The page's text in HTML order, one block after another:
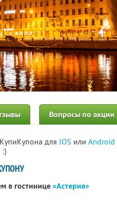
Вопросы по акции
для IOS или Android
:)
в гостинице«Астерия»